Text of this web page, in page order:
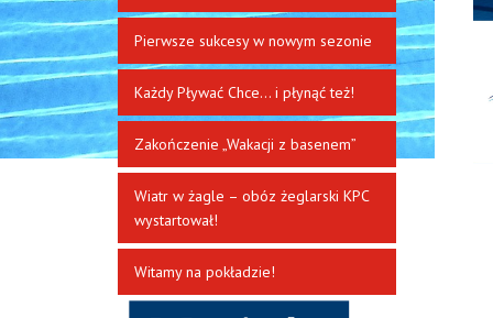
Pierwsze sukcesy w nowym sezonie
Każdy Pływać Chce… i płynąć też!
Zakończenie „Wakacji z basenem”
Wiatr w żagle – obóz żeglarski KPC
wystartował!
Witamy na pokładzie!